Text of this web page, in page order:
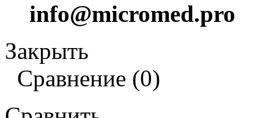
info@micromed.pro
Закрыть
Сравнение (0)